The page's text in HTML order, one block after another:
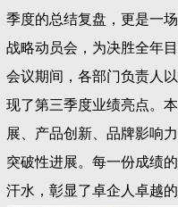
季度的总结复盘，更是一
战略动员会，为决胜全年
会议期间，各部门负责人
现了第三季度业绩亮点。
展、产品创新、品牌影响
突破性进展。每一份成绩
汗水，彰显了卓企人卓越